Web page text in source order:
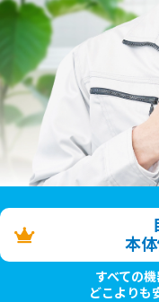
本
すべての
どこよりも